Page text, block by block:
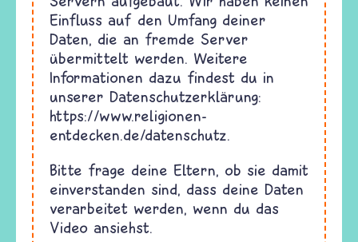
Einfluss auf den Umfang deiner
Daten, die an fremde Server
übermittelt werden. Weitere
Informationen dazu findest du in
unserer Datenschutzerklärung:
https://www.religionen-
entdecken.de/datenschutz.
Bitte frage deine Eltern, ob sie damit
einverstanden sind, dass deine Daten
verarbeitet werden, wenn du das
Video ansiehst.